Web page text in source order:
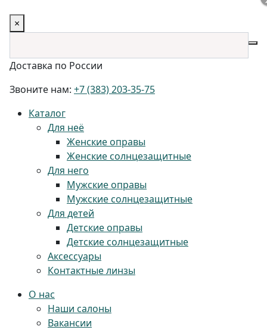
×
Доставка по России
Звоните нам: +7 (383) 203-35-75
Каталог
Для неё
Женские оправы
Женские солнцезащитные
Для него
Мужские оправы
Мужские солнцезащитные
Для детей
Детские оправы
Детские солнцезащитные
Аксессуары
Контактные линзы
О нас
Наши салоны
Вакансии